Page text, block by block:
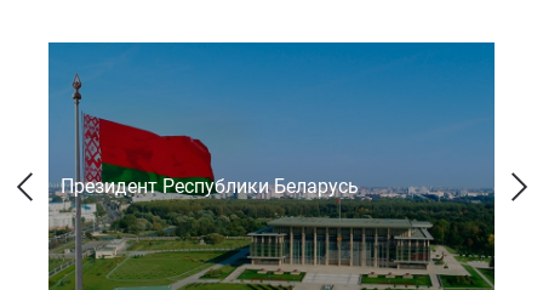
Президент Республики Беларусь